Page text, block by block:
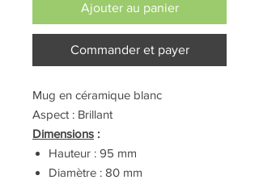
Ajouter au panier
Commander et payer
Mug en céramique blanc
Aspect : Brillant
Dimensions :
Hauteur : 95 mm
Diamètre : 80 mm